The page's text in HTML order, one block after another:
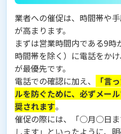
業者への催促は、時間帯や
が高まります。
まずは営業時間内である9
時間帯を除く）に電話をか
が最優先です。
電話での確認に加え、
「言
ルを防ぐために、必ずメー
奨されます。
催促の際には、「○月○日ま
します」といったように、